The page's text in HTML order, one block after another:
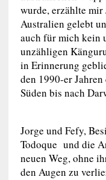
wurde, erzählte mir
Australien gelebt
auch für mich kein
unzähligen
in Erinnerung
den 1990-er
Süden bis nach
Jorge und Fefy,
Todoque und die
neuen Weg, ohne
den Augen zu